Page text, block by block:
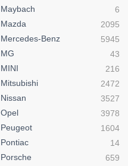
Maybach
6
Mazda
2095
Mercedes-Benz
5945
MG
43
MINI
216
Mitsubishi
2472
Nissan
3527
Opel
3978
Peugeot
1604
Pontiac
14
Porsche
659